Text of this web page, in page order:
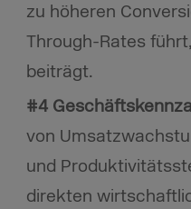
zu höheren
Through-Rates
beiträgt.
#4
von
und
direkten